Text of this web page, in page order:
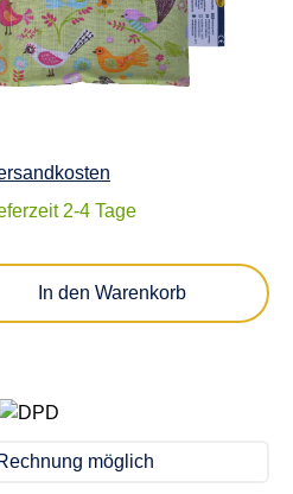
2-4 Tage
den gewünschten
In den Warenkorb
möglich